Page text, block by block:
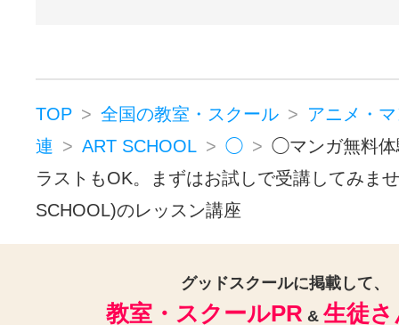
TOP 全国の教室・スクール
アニメ・
連
ART SCHOOL ◯
◯マンガ無料
ラストもOK。まずはお試しで受講してみま
SCHOOL)のレッスン講座
グッドスクールに掲載して、
教室・スクールPR & 生徒